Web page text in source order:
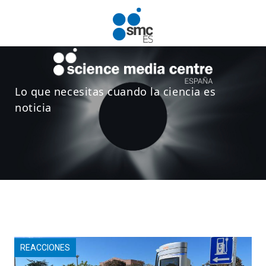
Pasar al contenido principal
Lo que necesitas cuando la ciencia es
noticia
REACCIONES